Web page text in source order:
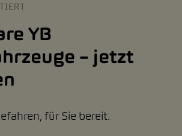
YB
– jetzt
für Sie bereit.